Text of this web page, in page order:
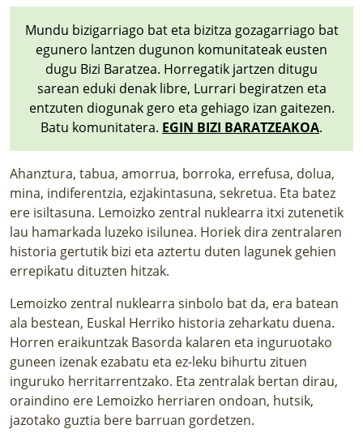
Mundu bizigarriago bat eta bizitza gozagarriago bat
egunero lantzen dugunon komunitateak eusten
dugu Bizi Baratzea. Horregatik jartzen ditugu
sarean eduki denak libre, Lurrari begiratzen eta
entzuten diogunak gero eta gehiago izan gaitezen.
Batu komunitatera. EGIN BIZI BARATZEAKOA.
Ahanztura, tabua, amorrua, borroka, errefusa, dolua,
mina, indiferentzia, ezjakintasuna, sekretua. Eta batez
ere isiltasuna. Lemoizko zentral nuklearra itxi zutenetik
lau hamarkada luzeko isilunea. Horiek dira zentralaren
historia gertutik bizi eta aztertu duten lagunek gehien
errepikatu dituzten hitzak.
Lemoizko zentral nuklearra sinbolo bat da, era batean
ala bestean, Euskal Herriko historia zeharkatu duena.
Horren eraikuntzak Basorda kalaren eta inguruotako
guneen izenak ezabatu eta ez-leku bihurtu zituen
inguruko herritarrentzako. Eta zentralak bertan dirau,
oraindino ere Lemoizko herriaren ondoan, hutsik,
jazotako guztia bere barruan gordetzen.